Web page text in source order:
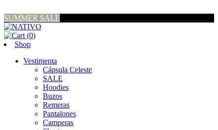
SUMMER SALE
(0)
Shop
Vestimenta
Cápsula Celeste
SALE
Hoodies
Buzos
Remeras
Pantalones
Camperas